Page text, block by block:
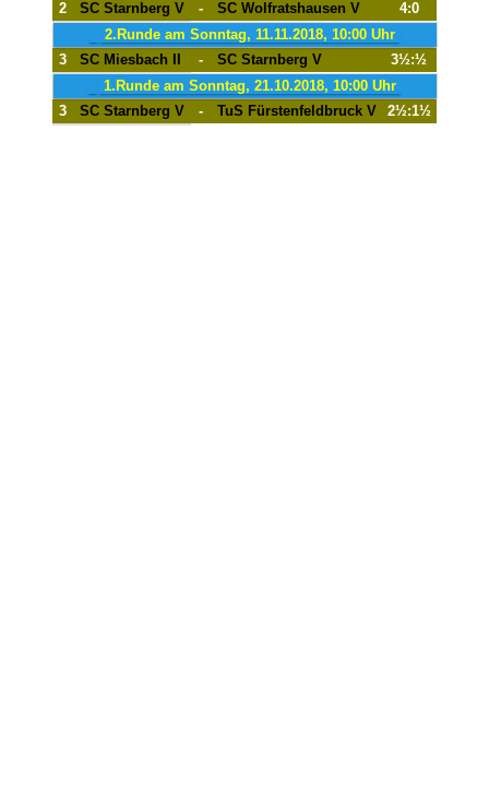
2
SC Starnberg V - SC Wolfratshausen V
4:0
2.Runde am Sonntag, 11.11.2018, 10:00 Uhr
3
SC Miesbach II - SC Starnberg V
3½:½
1.Runde am Sonntag, 21.10.2018, 10:00 Uhr
3
SC Starnberg V - TuS Fürstenfeldbruck V 2½:1½